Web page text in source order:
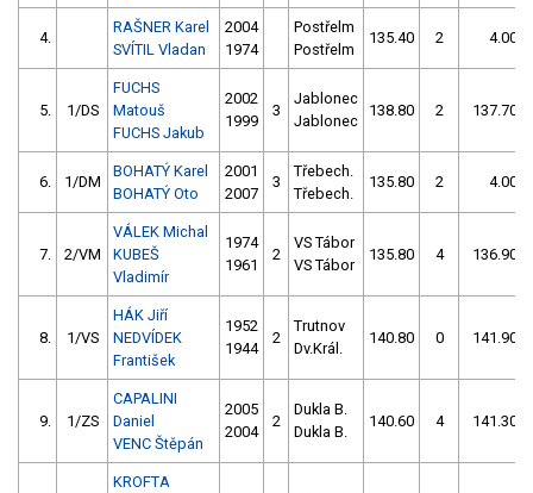
4.
RAŠNER Karel
SVÍTIL Vladan
2004
1974
Postřelm
Postřelm
135.40 2 4.00
5. 1/DS
FUCHS
Matouš
FUCHS Jakub
2002
1999
3
Jablonec
Jablonec
138.80 2 137.70
6. 1/DM
BOHATÝ Karel
BOHATÝ Oto
2001
2007
3
Třebech.
Třebech.
135.80 2 4.00
7. 2/VM
VÁLEK Michal
KUBEŠ
Vladimír
1974
1961
2
VS Tábor
VS Tábor
135.80 4 136.90
8. 1/VS
HÁK Jiří
NEDVÍDEK
František
1952
1944
2
Trutnov
Dv.Král.
140.80 0 141.90
9. 1/ZS
CAPALINI
Daniel
VENC Štěpán
2005
2004
2
Dukla B.
Dukla B.
140.60 4 141.30
KROFTA